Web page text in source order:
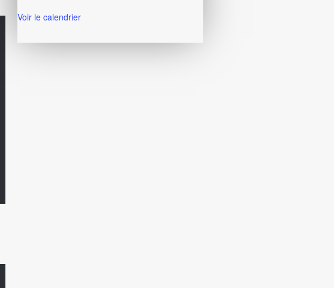
Voir le calendrier